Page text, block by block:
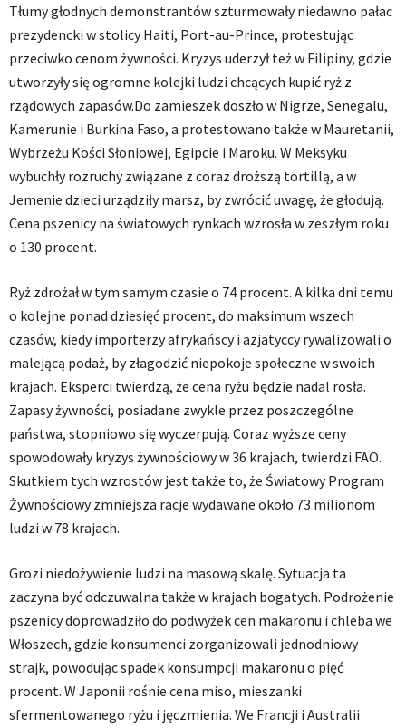
Tłumy głodnych demonstrantów szturmowały niedawno pałac
prezydencki w stolicy Haiti, Port-au-Prince, protestując
przeciwko cenom żywności. Kryzys uderzył też w Filipiny, gdzie
utworzyły się ogromne kolejki ludzi chcących kupić ryż z
rządowych zapasów.Do zamieszek doszło w Nigrze, Senegalu,
Kamerunie i Burkina Faso, a protestowano także w Mauretanii,
Wybrzeżu Kości Słoniowej, Egipcie i Maroku. W Meksyku
wybuchły rozruchy związane z coraz droższą tortillą, a w
Jemenie dzieci urządziły marsz, by zwrócić uwagę, że głodują.
Cena pszenicy na światowych rynkach wzrosła w zeszłym roku
o 130 procent.
Ryż zdrożał w tym samym czasie o 74 procent. A kilka dni temu
o kolejne ponad dziesięć procent, do maksimum wszech
czasów, kiedy importerzy afrykańscy i azjatyccy rywalizowali o
malejącą podaż, by złagodzić niepokoje społeczne w swoich
krajach. Eksperci twierdzą, że cena ryżu będzie nadal rosła.
Zapasy żywności, posiadane zwykle przez poszczególne
państwa, stopniowo się wyczerpują. Coraz wyższe ceny
spowodowały kryzys żywnościowy w 36 krajach, twierdzi FAO.
Skutkiem tych wzrostów jest także to, że Światowy Program
Żywnościowy zmniejsza racje wydawane około 73 milionom
ludzi w 78 krajach.
Grozi niedożywienie ludzi na masową skalę. Sytuacja ta
zaczyna być odczuwalna także w krajach bogatych. Podrożenie
pszenicy doprowadziło do podwyżek cen makaronu i chleba we
Włoszech, gdzie konsumenci zorganizowali jednodniowy
strajk, powodując spadek konsumpcji makaronu o pięć
procent. W Japonii rośnie cena miso, mieszanki
sfermentowanego ryżu i jęczmienia. We Francji i Australii